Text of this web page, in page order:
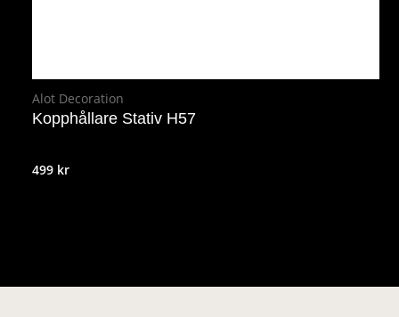
Alot Decoration
Kopphållare Stativ H57
499 kr